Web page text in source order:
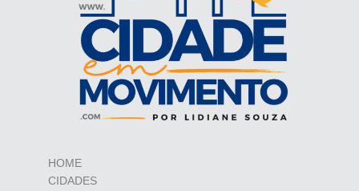
HOME
CIDADES